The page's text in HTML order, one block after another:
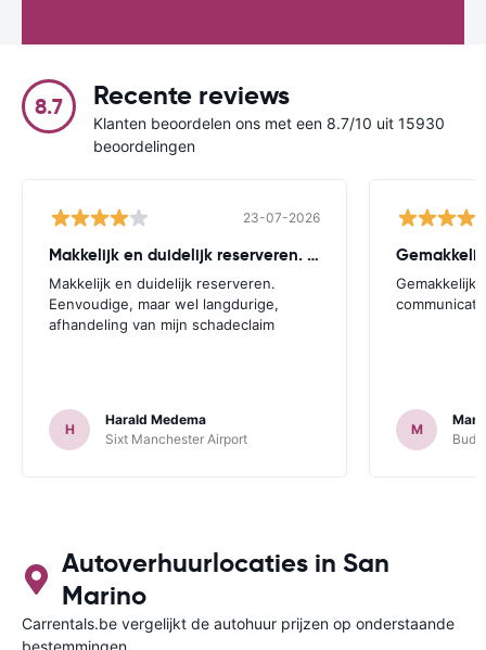
8.7 Recente reviews
Klanten beoordelen ons met een 8.7/10 uit 15930
beoordelingen
23-07-2026
Makkelijk en duidelijk reserveren. Eenvoudige
Makkelijk en duidelijk reserveren.
Eenvoudige, maar wel langdurige,
afhandeling van mijn schadeclaim
H
Harald Medema
Sixt Manchester Airport
M
Autoverhuurlocaties in San
Marino
Carrentals.be vergelijkt de autohuur prijzen op onderstaande
bestemmingen